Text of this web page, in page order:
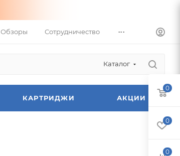
Обзоры Сотрудничество ...
Каталог
КАРТРИДЖИ АКЦИИ
0
0
0